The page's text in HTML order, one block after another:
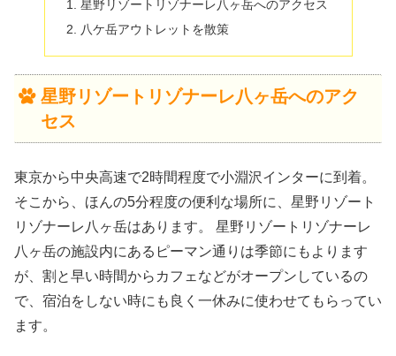
星野リゾートリゾナーレ八ヶ岳へのアクセス
八ケ岳アウトレットを散策
星野リゾートリゾナーレ八ヶ岳へのアク
セス
東京から中央高速で2時間程度で小淵沢インターに到着。
そこから、ほんの5分程度の便利な場所に、星野リゾート
リゾナーレ八ヶ岳はあります。 星野リゾートリゾナーレ
八ヶ岳の施設内にあるピーマン通りは季節にもよります
が、割と早い時間からカフェなどがオープンしているの
で、宿泊をしない時にも良く一休みに使わせてもらってい
ます。